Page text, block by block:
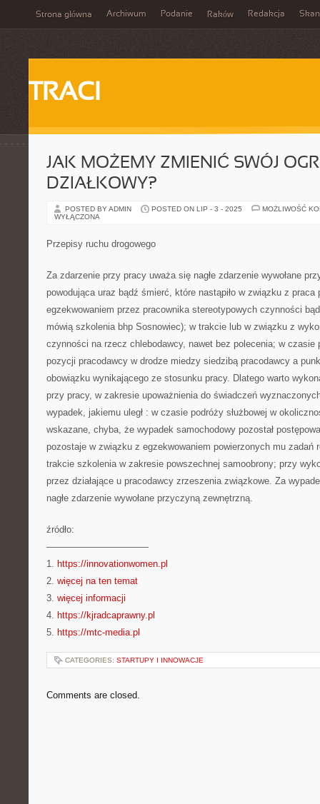
Strona główna Archiwum Podanie Raków Redakcja
TRACI
JAK MOŻEMY ZMIENIĆ SWÓJ
DZIAŁKOWY?
POSTED BY ADMIN POSTED ON LIP - 3 - 2025
MOŻLIWOŚĆ
WYŁĄCZONA
Przepisy ruchu drogowego
Za zdarzenie przy pracy uważa się nagłe zdarzenie wywołane
powodująca uraz bądź śmierć, które nastąpiło w związku z
egzekwowaniem przez pracownika stereotypowych czynności
mówią szkolenia bhp Sosnowiec); w trakcie lub w związku z
czynności na rzecz chlebodawcy, nawet bez polecenia; w czasie
pozycji pracodawcy w drodze miedzy siedzibą pracodawcy a
obowiązku wynikającego ze stosunku pracy. Dlatego warto
przy pracy, w zakresie upoważnienia do świadczeń
wypadek, jakiemu uległ : w czasie podróży służbowej w
wskazane, chyba, że wypadek samochodowy pozostał
pozostaje w związku z egzekwowaniem powierzonych mu zadań
trakcie szkolenia w zakresie powszechnej samoobrony; przy
przez działające u pracodawcy zrzeszenia związkowe. Za
nagłe zdarzenie wywołane przyczyną zewnętrzną.
źródło:
———————————
1. https://innovationwomen.pl
2. więcej na ten temat
3. więcej informacji
4. https://kjradcaprawny.pl
5. https://mtc-media.pl
CATEGORIES: STARTUPY I INNOWACJE
Comments are closed.